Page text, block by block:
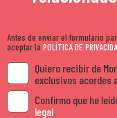
Antes de enviar el formulario
aceptar la POLÍTICA DE
Quiero recibir de
exclusivos acordes
Confirmo que he
legal